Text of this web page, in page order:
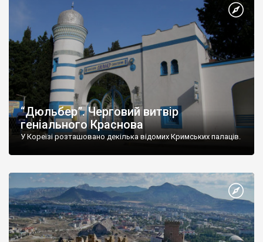
“Дюльбер”. Черговий витвір
геніального Краснова
У Кореїзі розташовано декілька відомих Кримських палаців.